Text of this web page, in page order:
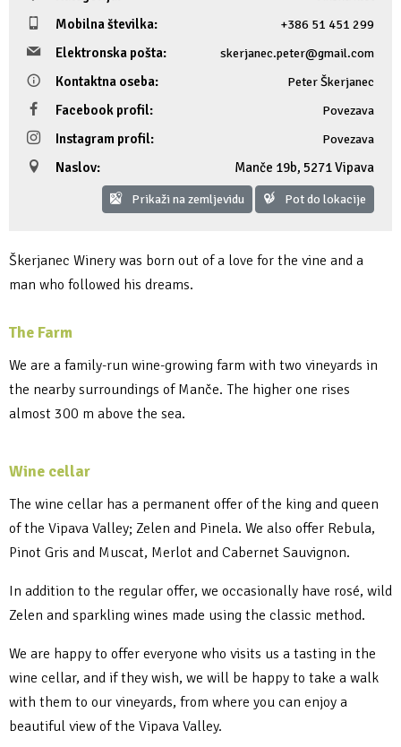
Mobilna številka:
+386 51 451 299
Elektronska pošta:
skerjanec.peter@gmail.com
Kontaktna oseba:
Peter Škerjanec
Facebook profil:
Povezava
Instagram profil:
Povezava
Naslov:
Manče 19b, 5271 Vipava
Prikaži na zemljevidu Pot do lokacije
Škerjanec Winery was born out of a love for the vine and a
man who followed his dreams.
The Farm
We are a family-run wine-growing farm with two vineyards in
the nearby surroundings of Manče. The higher one rises
almost 300 m above the sea.
Wine cellar
The wine cellar has a permanent offer of the king and queen
of the Vipava Valley; Zelen and Pinela. We also offer Rebula,
Pinot Gris and Muscat, Merlot and Cabernet Sauvignon.
In addition to the regular offer, we occasionally have rosé, wild
Zelen and sparkling wines made using the classic method.
We are happy to offer everyone who visits us a tasting in the
wine cellar, and if they wish, we will be happy to take a walk
with them to our vineyards, from where you can enjoy a
beautiful view of the Vipava Valley.
Fotogalerija
Ideja za izlet
Raziskuj Vipavo s pomočjo vitezov Vipavskih
Pomembni kontakti
Novičke
Publikacije
Zelena Vipava